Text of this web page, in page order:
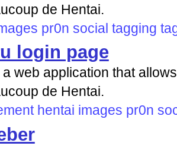
de Hentai.
pr0n social tagging
login page
web application that
de Hentai.
hentai images pr0n